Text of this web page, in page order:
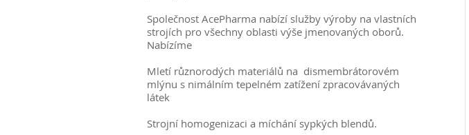
Společnost AcePharma nabízí služby výroby na vlastních
strojích pro všechny oblasti výše jmenovaných oborů.
Nabízíme
Mletí různorodých materiálů na dismembrátorovém
mlýnu s nimálním tepelném zatížení zpracovávaných
látek
Strojní homogenizaci a míchání sypkých blendů.